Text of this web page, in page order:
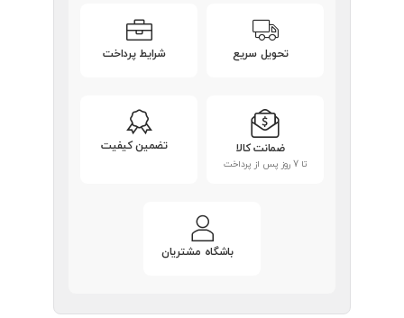
تحویل سریع شرایط پرداخت
ضمانت کالا
تا 7 روز پس از پرداخت
تضمین کیفیت
باشگاه مشتریان